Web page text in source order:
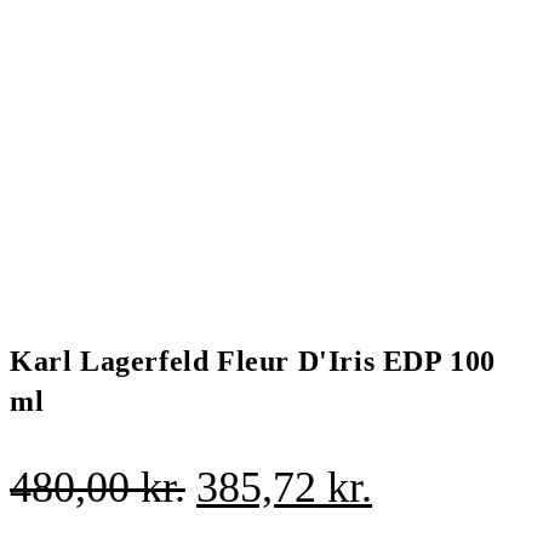
Karl Lagerfeld Fleur D'Iris EDP 100
ml
480,00kr. Den
385,72 kr.